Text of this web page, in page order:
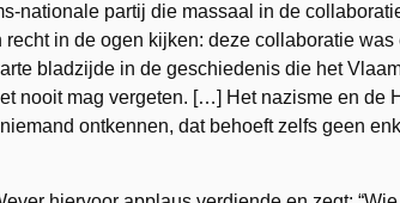
nationale partij die massaal in de
in de ogen kijken: deze collaboratie
bladzijde in de geschiedenis die het
nooit mag vergeten. […] Het nazisme en de
ontkennen, dat behoeft zelfs geen